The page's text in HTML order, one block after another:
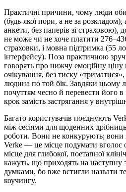
Практичні причини, чому люди
(будь-якої пори, а не за розкладом),
анкети, без паперів зі страховою),
не може чи не хоче платити
страховки, і мовна підтримка (55
інтерфейсу). Поза практичною
говорять про нижчу емоційну ціну
очікування, без тиску
людина по той бік. Завдяки цьому
почуттям чесно й перевести його
крок замість застрягання у
Багато користувачів поєднують
між сесіями для щоденних
роботи. Вони не конкурують; вони
Verke — це місце подумати вголос
місце для глибокої, поетапної
кажуть, що приходять на наступну
думками, бо вже встигли назвати
коучингу.